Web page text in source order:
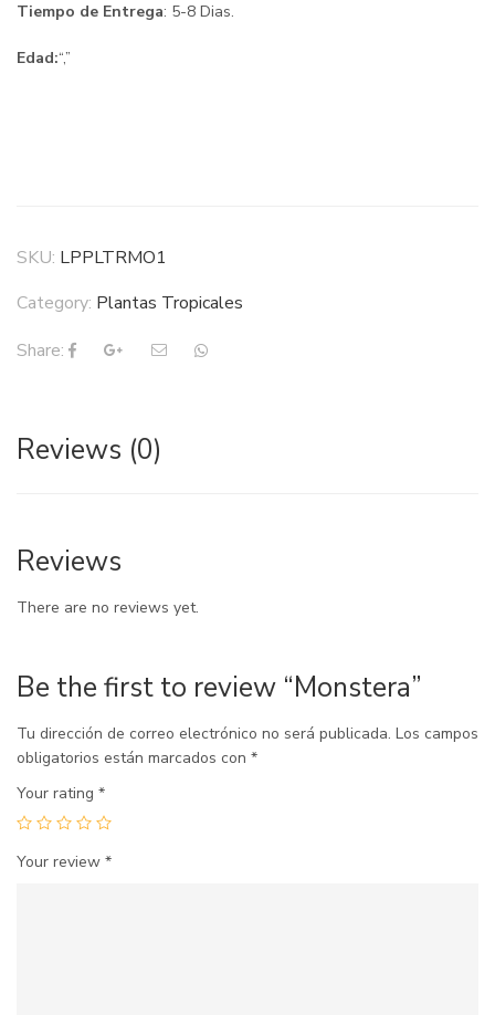
Tiempo de Entrega: 5-8 Dias.
Edad:“,”
SKU: LPPLTRMO1
Category: Plantas Tropicales
Share:
Reviews (0)
Reviews
There are no reviews yet.
Be the first to review “Monstera”
Tu dirección de correo electrónico no será publicada. Los campos
obligatorios están marcados con *
Your rating *
Your review *